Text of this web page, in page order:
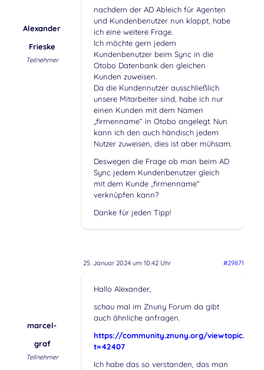
Alexander
Frieske
Teilnehmer
nachdem der AD Ableich für Agenten
und Kundenbenutzer nun klappt, habe
ich eine weitere Frage.
Ich möchte gern jedem
Kundenbenutzer beim Sync in die
Otobo Datenbank den gleichen
Kunden zuweisen.
Da die Kundennutzer ausschließlich
unsere Mitarbeiter sind, habe ich nur
einen Kunden mit dem Namen
„firmenname“ in Otobo angelegt. Nun
kann ich den auch händisch jedem
Nutzer zuweisen, dies ist aber mühsam.
Deswegen die Frage ob man beim AD
Sync jedem Kundenbenutzer gleich
mit dem Kunde „firmenname“
verknüpfen kann?
Danke für jeden Tipp!
25. Januar 2024 um 10:42 Uhr #29871
marcel-
graf
Teilnehmer
Hallo Alexander,
schau mal im Znuny Forum da gibt
auch ähnliche anfragen.
https://community.znuny.org/viewtopic.php?
t=42407
Ich habe das so verstanden, das man